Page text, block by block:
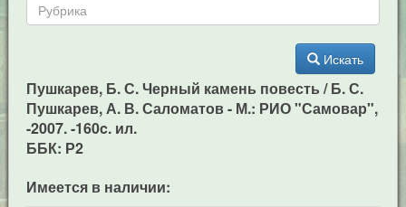
Искать
Пушкарев, Б. С. Черный камень повесть / Б. С.
Пушкарев, А. В. Саломатов - М.: РИО "Самовар",
-2007. -160c. ил.
ББК: Р2
Имеется в наличии: